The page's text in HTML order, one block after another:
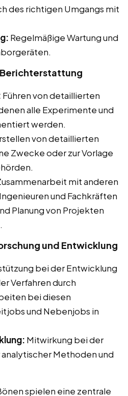
des richtigen Umgangs mit
Regelmäßige Wartung und
Führen von detaillierten
alle Experimente und
werden.
von detaillierten
Zwecke oder zur Vorlage
mit anderen
und Fachkräften
Planung von Projekten
und Entwicklung
bei der Entwicklung
Verfahren durch
bei diesen
und Nebenjobs in
Mitwirkung bei der
Methoden und
spielen eine zentrale